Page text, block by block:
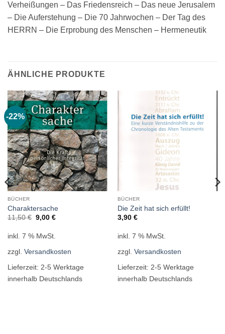
Verheißungen – Das Friedensreich – Das neue Jerusalem
– Die Auferstehung – Die 70 Jahrwochen – Der Tag des
HERRN – Die Erprobung des Menschen – Hermeneutik
ÄHNLICHE PRODUKTE
-22%
BÜCHER
Charaktersache
11,50€ Ursprünglicher
11,50 €
9,00 €Aktueller
9,00 €.
inkl. 7 % MwSt.
zzgl. Versandkosten
Lieferzeit: 2-5 Werktage
innerhalb Deutschlands
BÜCHER
Die Zeit hat sich erfüllt!
3,90 €
inkl. 7 % MwSt.
zzgl. Versandkosten
Lieferzeit: 2-5 Werktage
innerhalb Deutschlands